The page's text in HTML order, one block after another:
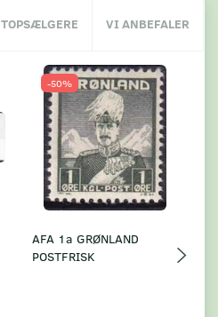
TOPSÆLGERE VI ANBEFALER
-50%
AFA 1a GRØNLAND
POSTFRISK